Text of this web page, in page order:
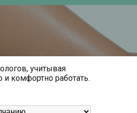
учитывая
комфортно работать.